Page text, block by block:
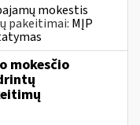
mokestis
pakeitimai: MĮP
mokesčio